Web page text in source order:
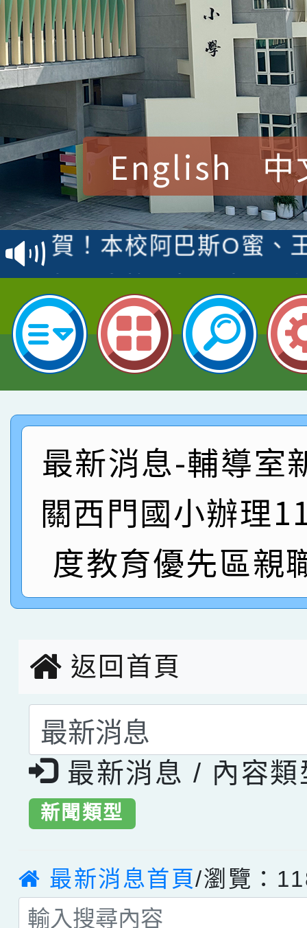
English 中
賀！本校參加桃園市中
賽 洪綺君教師榮獲社
名
賀！本校阿巴斯O蜜、
倩參加桃園市科展 國
名 指導老師王老師、
賀！本校四年二班張O
園市英語競賽國小朗讀
指導老師林老師
賀！本校參加桃園市中
賽 劉文瑛教師榮獲教
臺灣台語-第二名
賀！本校參與2026世
市賽榮獲科學小創客佳
創客第三名。
賀！本校參加桃園市中
賽 洪綺君教師榮獲社
名
賀！本校阿巴斯O蜜、
倩參加桃園市科展 國
名 指導老師王老師、
賀！本校四年二班張O
園市英語競賽國小朗讀
指導老師林老師
賀！本校參加桃園市中
賽 劉文瑛教師榮獲教
臺灣台語-第二名
賀！本校參與2026世
市賽榮獲科學小創客佳
最新消息-輔導室
關西門國小辦理
度教育優先區親
返回首頁
選擇後頁面內容會更
最新消息 / 內容類
新聞類型
最新消息首頁/瀏覽：